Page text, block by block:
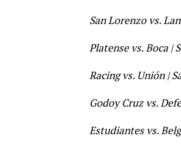
San Lorenzo vs.
Platense vs. Boca |
Racing vs. Unión |
Godoy Cruz vs.
Estudiantes vs.